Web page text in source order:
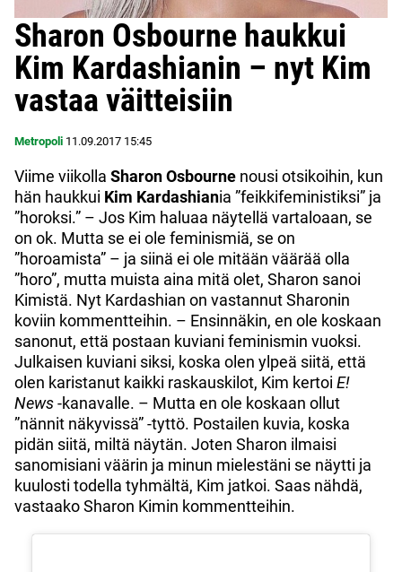
Sharon Osbourne haukkui
Kim Kardashianin – nyt Kim
vastaa väitteisiin
Metropoli 11.09.2017 15:45
Viime viikolla Sharon Osbourne nousi otsikoihin, kun
hän haukkui Kim Kardashiania ”feikkifeministiksi” ja
”horoksi.” – Jos Kim haluaa näytellä vartaloaan, se
on ok. Mutta se ei ole feminismiä, se on
”horoamista” – ja siinä ei ole mitään väärää olla
”horo”, mutta muista aina mitä olet, Sharon sanoi
Kimistä. Nyt Kardashian on vastannut Sharonin
koviin kommentteihin. – Ensinnäkin, en ole koskaan
sanonut, että postaan kuviani feminismin vuoksi.
Julkaisen kuviani siksi, koska olen ylpeä siitä, että
olen karistanut kaikki raskauskilot, Kim kertoi E!
News-kanavalle. – Mutta en ole koskaan ollut
”nännit näkyvissä” -tyttö. Postailen kuvia, koska
pidän siitä, miltä näytän. Joten Sharon ilmaisi
sanomisiani väärin ja minun mielestäni se näytti ja
kuulosti todella tyhmältä, Kim jatkoi. Saas nähdä,
vastaako Sharon Kimin kommentteihin.